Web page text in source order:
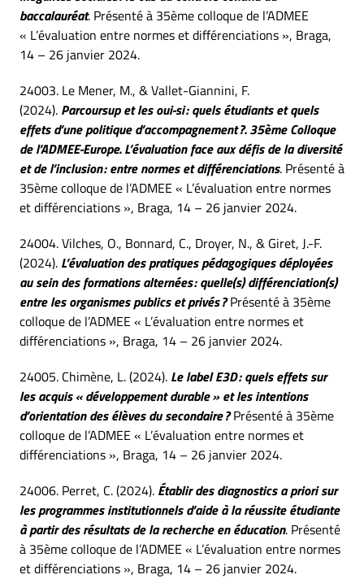
baccalauréat. Présenté à 35ème colloque de l’ADMEE
« L’évaluation entre normes et différenciations », Braga,
14 – 26 janvier 2024.
24003. Le Mener, M., & Vallet-Giannini, F.
(2024). Parcoursup et les oui-si : quels étudiants et quels
effets d’une politique d’accompagnement ?. 35ème Colloque
de l’ADMEE-Europe. L’évaluation face aux défis de la diversité
et de l’inclusion : entre normes et différenciations. Présenté à
35ème colloque de l’ADMEE « L’évaluation entre normes
et différenciations », Braga, 14 – 26 janvier 2024.
24004. Vilches, O., Bonnard, C., Droyer, N., & Giret, J.-F.
(2024). L’évaluation des pratiques pédagogiques déployées
au sein des formations alternées : quelle(s) différenciation(s)
entre les organismes publics et privés ?Présenté à 35ème
colloque de l’ADMEE « L’évaluation entre normes et
différenciations », Braga, 14 – 26 janvier 2024.
24005. Chimène, L. (2024). Le label E3D : quels effets sur
les acquis « développement durable » et les intentions
d’orientation des élèves du secondaire ?Présenté à 35ème
colloque de l’ADMEE « L’évaluation entre normes et
différenciations », Braga, 14 – 26 janvier 2024.
24006. Perret, C. (2024). Établir des diagnostics a priori sur
les programmes institutionnels d’aide à la réussite étudiante
à partir des résultats de la recherche en éducation. Présenté
à 35ème colloque de l’ADMEE « L’évaluation entre normes
et différenciations », Braga, 14 – 26 janvier 2024.